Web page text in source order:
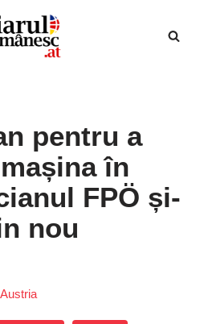
pentru a
în
FPÖ și-
nou